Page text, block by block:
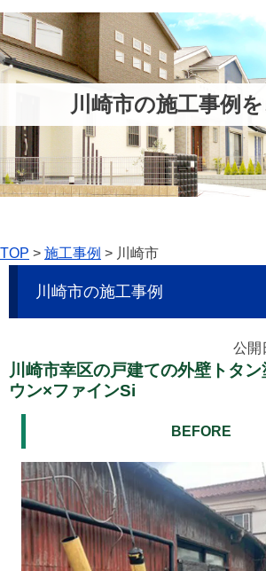
川崎市の施工事例
TOP > 施工事例 > 川崎市
川崎市の施工事例
公開
川崎市幸区の戸建ての外壁トタ
ウン×ファインSi
BEFORE